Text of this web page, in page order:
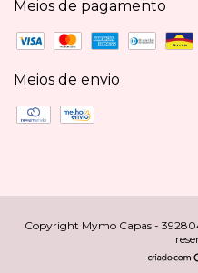
Meios de pagamento
Meios de envio
Copyright Mymo Capas -